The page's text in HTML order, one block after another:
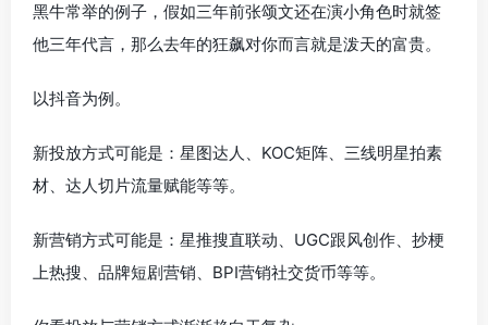
黑牛常举的例子，假如三年前张颂文还在演小角色时就签
他三年代言，那么去年的狂飙对你而言就是泼天的富贵。
以抖音为例。
新投放方式可能是：星图达人、KOC矩阵、三线明星拍素
材、达人切片流量赋能等等。
新营销方式可能是：星推搜直联动、UGC跟风创作、抄梗
上热搜、品牌短剧营销、BPI营销社交货币等等。